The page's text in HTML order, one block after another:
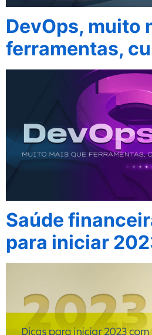
DevOps, muito
ferramentas,
Saúde
para iniciar